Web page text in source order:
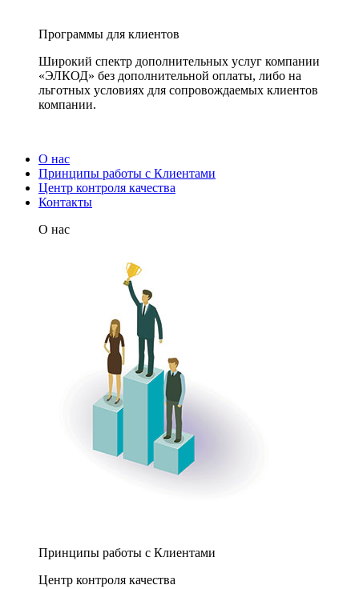
Программы для клиентов
Широкий спектр дополнительных услуг компании
«ЭЛКОД» без дополнительной оплаты, либо на
льготных условиях для сопровождаемых клиентов
компании.
О нас
Принципы работы с Клиентами
Центр контроля качества
Контакты
О нас
Принципы работы с Клиентами
Центр контроля качества